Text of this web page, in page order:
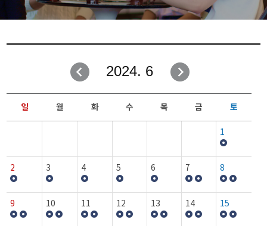
2024. 6
일 월 화 수 목 금 토
1
2 3 4 5 6 7 8
9 10 11 12 13 14 15